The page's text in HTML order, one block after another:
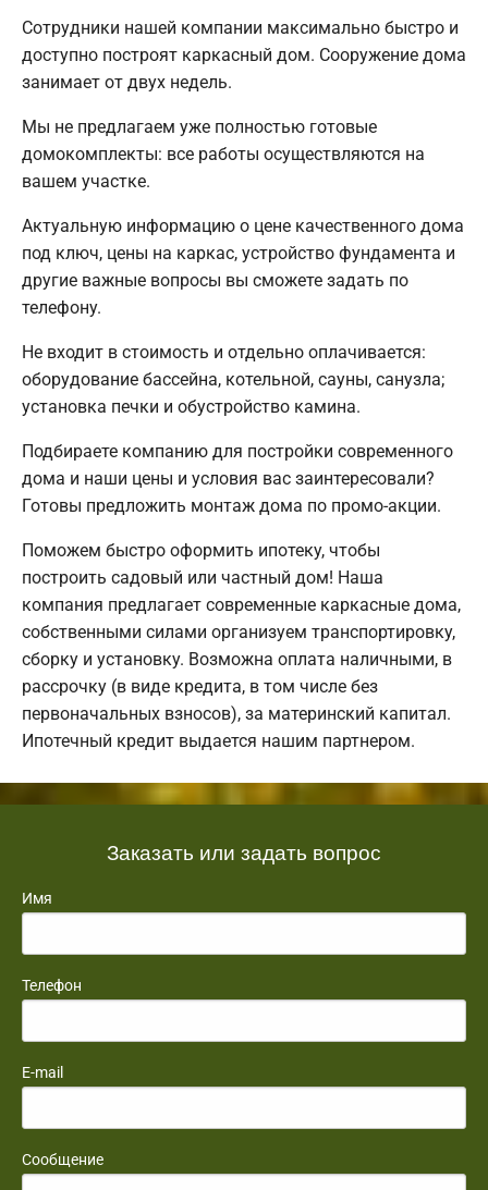
Сотрудники нашей компании максимально быстро и
доступно построят каркасный дом. Сооружение дома
занимает от двух недель.
Мы не предлагаем уже полностью готовые
домокомплекты: все работы осуществляются на
вашем участке.
Актуальную информацию о цене качественного дома
под ключ, цены на каркас, устройство фундамента и
другие важные вопросы вы сможете задать по
телефону.
Не входит в стоимость и отдельно оплачивается:
оборудование бассейна, котельной, сауны, санузла;
установка печки и обустройство камина.
Подбираете компанию для постройки современного
дома и наши цены и условия вас заинтересовали?
Готовы предложить монтаж дома по промо-акции.
Поможем быстро оформить ипотеку, чтобы
построить садовый или частный дом! Наша
компания предлагает современные каркасные дома,
собственными силами организуем транспортировку,
сборку и установку. Возможна оплата наличными, в
рассрочку (в виде кредита, в том числе без
первоначальных взносов), за материнский капитал.
Ипотечный кредит выдается нашим партнером.
Заказать или задать вопрос
Имя
Телефон
E-mail
Сообщение